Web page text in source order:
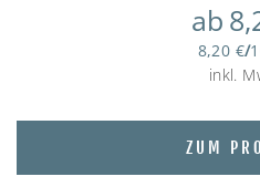
ab
8,20 €/
inkl.
ZUM